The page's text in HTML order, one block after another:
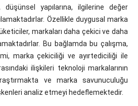
düşünsel yapılarına, ilgilerine değer
Özellikle duygusal marka
markaları daha çekici ve daha
Bu bağlamda bu çalışma,
marka çekiciliği ve ayırtediciliği ile
ilişkileri teknoloji markalarının
ve marka savunuculuğu
analiz etmeyi hedeflemektedir.